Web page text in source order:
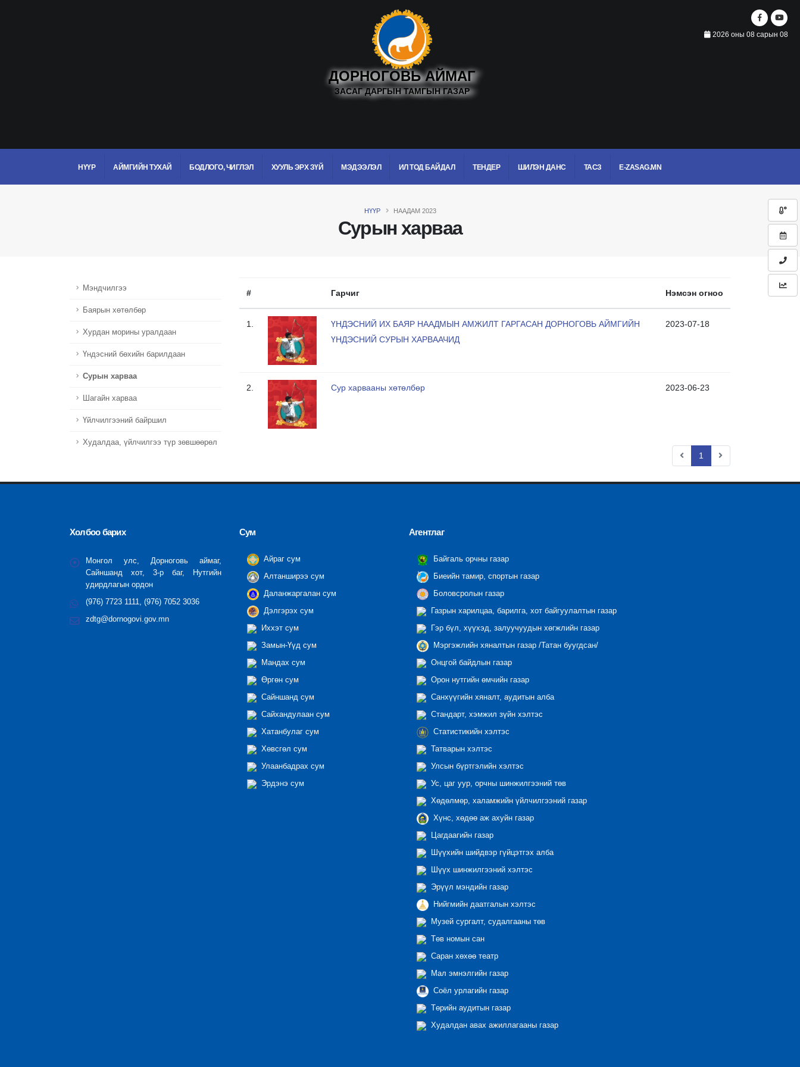
2026 оны 08 сарын 08
ДОРНОГОВЬ АЙМАГ
ЗАСАГ ДАРГЫН ТАМГЫН ГАЗАР
НҮҮР АЙМГИЙН ТУХАЙ БОДЛОГО, ЧИГЛЭЛ ХУУЛЬ ЭРХ ЗҮЙ МЭДЭЭЛЭЛ ИЛ ТОД БАЙДАЛ ТЕНДЕР ШИЛЭН ДАНС ТАСЗ E-ZASAG.MN
НҮҮР НААДАМ 2023
Сурын харваа
Мэндчилгээ
Баярын хөтөлбөр
Хурдан морины уралдаан
Үндэсний бөхийн барилдаан
Сурын харваа
Шагайн харваа
Үйлчилгээний байршил
Худалдаа, үйлчилгээ түр зөвшөөрөл
# Гарчиг Нэмсэн огноо
1.
ҮНДЭСНИЙ ИХ БАЯР НААДМЫН АМЖИЛТ ГАРГАСАН ДОРНОГОВЬ АЙМГИЙН
ҮНДЭСНИЙ СУРЫН ХАРВААЧИД
2023-07-18
2. Сур харвааны хөтөлбөр 2023-06-23
1
Холбоо барих
Монгол улс, Дорноговь аймаг,
Сайншанд хот, 3-р баг, Нутгийн
удирдлагын ордон
(976) 7723 1111, (976) 7052 3036
zdtg@dornogovi.gov.mn
Сум
Айраг сум
Алтанширээ сум
Даланжаргалан сум
Дэлгэрэх сум
Иххэт сум
Замын-Үүд сум
Мандах сум
Өргөн сум
Сайншанд сум
Сайхандулаан сум
Хатанбулаг сум
Хөвсгөл сум
Улаанбадрах сум
Эрдэнэ сум
Агентлаг
Байгаль орчны газар
Биеийн тамир, спортын газар
Боловсролын газар
Газрын харилцаа, барилга, хот байгуулалтын газар
Гэр бүл, хүүхэд, залуучуудын хөгжлийн газар
Мэргэжлийн хяналтын газар /Татан буугдсан/
Онцгой байдлын газар
Орон нутгийн өмчийн газар
Санхүүгийн хяналт, аудитын алба
Стандарт, хэмжил зүйн хэлтэс
Статистикийн хэлтэс
Татварын хэлтэс
Улсын бүртгэлийн хэлтэс
Ус, цаг уур, орчны шинжилгээний төв
Хөдөлмөр, халамжийн үйлчилгээний газар
Хүнс, хөдөө аж ахуйн газар
Цагдаагийн газар
Шүүхийн шийдвэр гүйцэтгэх алба
Шүүх шинжилгээний хэлтэс
Эрүүл мэндийн газар
Нийгмийн даатгалын хэлтэс
Музей сургалт, судалгааны төв
Төв номын сан
Саран хөхөө театр
Мал эмнэлгийн газар
Соёл урлагийн газар
Төрийн аудитын газар
Худалдан авах ажиллагааны газар